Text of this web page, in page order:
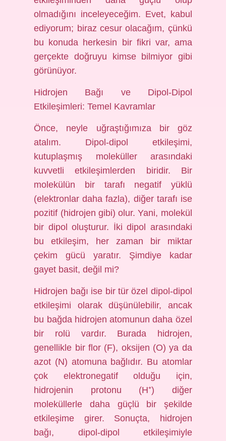
olmadığını inceleyeceğim. Evet, kabul
ediyorum; biraz cesur olacağım, çünkü
bu konuda herkesin bir fikri var, ama
gerçekte doğruyu kimse bilmiyor gibi
görünüyor.
Hidrojen Bağı ve Dipol-Dipol
Etkileşimleri: Temel Kavramlar
Önce, neyle uğraştığımıza bir göz
atalım. Dipol-dipol etkileşimi,
kutuplaşmış moleküller arasındaki
kuvvetli etkileşimlerden biridir. Bir
molekülün bir tarafı negatif yüklü
(elektronlar daha fazla), diğer tarafı ise
pozitif (hidrojen gibi) olur. Yani, molekül
bir dipol oluşturur. İki dipol arasındaki
bu etkileşim, her zaman bir miktar
çekim gücü yaratır. Şimdiye kadar
gayet basit, değil mi?
Hidrojen bağı ise bir tür özel dipol-dipol
etkileşimi olarak düşünülebilir, ancak
bu bağda hidrojen atomunun daha özel
bir rolü vardır. Burada hidrojen,
genellikle bir flor (F), oksijen (O) ya da
azot (N) atomuna bağlıdır. Bu atomlar
çok elektronegatif olduğu için,
hidrojenin protonu (H⁺) diğer
moleküllerle daha güçlü bir şekilde
etkileşime girer. Sonuçta, hidrojen
bağı, dipol-dipol etkileşimiyle